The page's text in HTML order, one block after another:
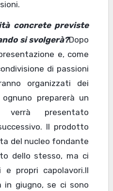
concrete previste
si svolgerà?Dopo
e, come
di passioni
organizzati dei
preparerà un
verrà presentato
Il prodotto
del nucleo fondante
dello stesso, ma ci
propri capolavori.Il
in giugno, se ci sono